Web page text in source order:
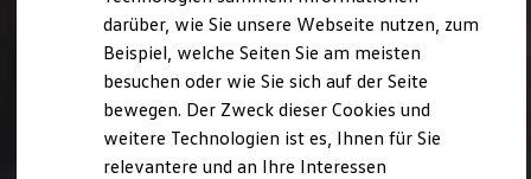
Laden unterwegs
Laden Zuhause
Ladestationen finden
Ladezeitensimulator
Sicherheit
Garantie und Lebensdauer
Nachhaltigkeit
darüber, wie Sie unsere Webseite nutzen, zum
Beispiel, welche Seiten Sie am meisten
besuchen oder wie Sie sich auf der Seite
bewegen. Der Zweck dieser Cookies und
weitere Technologien ist es, Ihnen für Sie
relevantere und an Ihre Interessen